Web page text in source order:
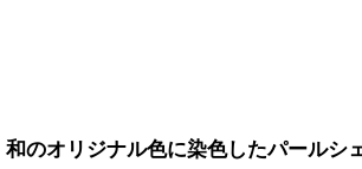
和のオリジナル色に染色したパールシ